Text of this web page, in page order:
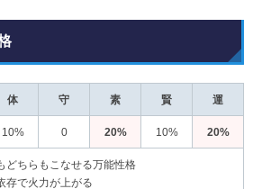
体 守 素 賢 運
10% 0 20% 10% 20%
どちらもこなせる万能性格
存で火力が上がる